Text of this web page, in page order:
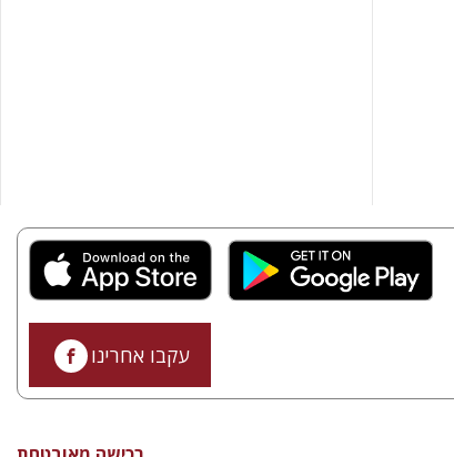
עקבו אחרינו